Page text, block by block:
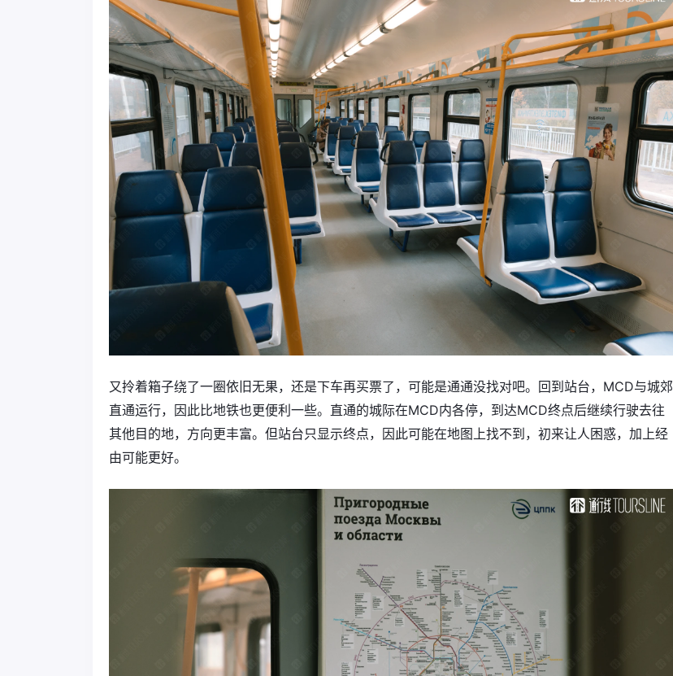
又拎着箱子绕了一圈依旧无果，还是下车再买票了，可能是通通没找对吧。回到站台，MCD与城郊
直通运行，因此比地铁也更便利一些。直通的城际在MCD内各停，到达MCD终点后继续行驶去往
其他目的地，方向更丰富。但站台只显示终点，因此可能在地图上找不到，初来让人困惑，加上经
由可能更好。